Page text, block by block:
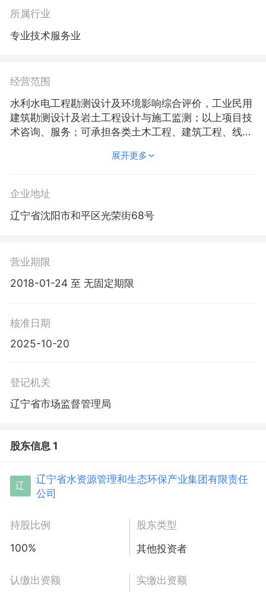
所属行业
专业技术服务业
经营范围
水利水电工程勘测设计及环境影响综合评价，工业民用
建筑勘测设计及岩土工程设计与施工监测；以上项目技
术咨询、服务；可承担各类土木工程、建筑工程、线路
理以及与工程建设有关重要设备、材料采购招标代理，
价，市政公用行业设计；工程造价，水土保持方案设
水利工程和境内国际招标工程，承包境外水利工程勘
展开更多
企业地址
辽宁省沈阳市和平区光荣街68号
营业期限
2018-01-24 至 无固定期限
核准日期
2025-10-20
登记机关
辽宁省市场监督管理局
股东信息 1
辽
辽宁省水资源管理和生态环保产业集团有限责任
公司
持股比例
100%
股东类型
其他投资者
认缴出资额 实缴出资额